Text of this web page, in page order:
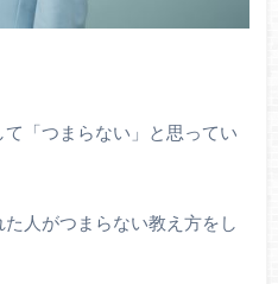
「つまらない」と思ってい
人がつまらない教え方をし